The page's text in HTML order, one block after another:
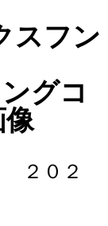
スフン
グコ
像
２０２